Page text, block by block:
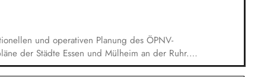
sowie anderen städtischen und externen
und operativen Planung des ÖPNV-
der Städte Essen und Mülheim an der Ruhr.
der Fahrplanung und das Hand in Hand mit